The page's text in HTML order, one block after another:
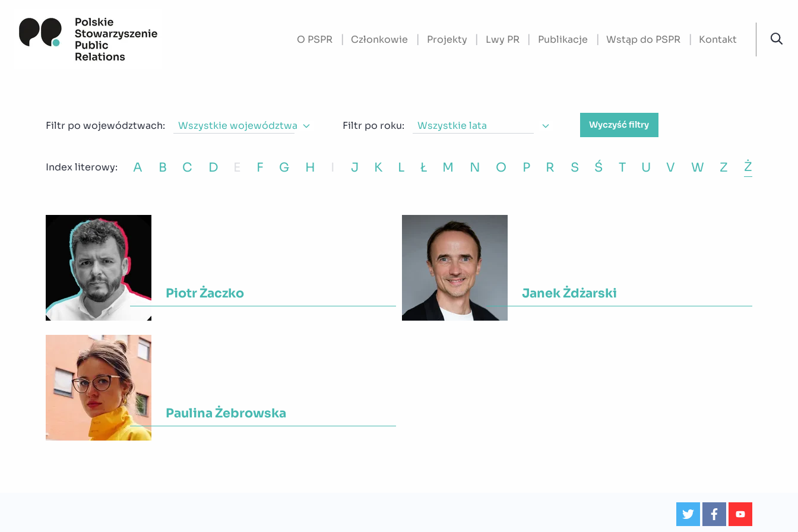
O PSPR Członkowie Projekty Lwy PR Publikacje Wstąp do PSPR Kontakt
Ludzie PSPR
Filtr po województwach: Wszystkie województwa Filtr po roku: Wszystkie lata Wyczyść filtry
Index literowy: A B C D E F G H I J K L Ł M N O P R S Ś T U V W Z Ż
Piotr Żaczko Janek Żdżarski
Paulina Żebrowska